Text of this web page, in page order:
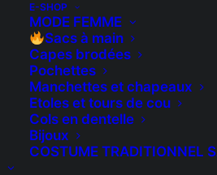
E-SHOP
MODE FEMME
Sacs à main
Capes brodées
Pochettes
Manchettes et chapeaux
Etoles et tours de cou
Cols en dentelle
Bijoux
COSTUME TRADITIONNEL